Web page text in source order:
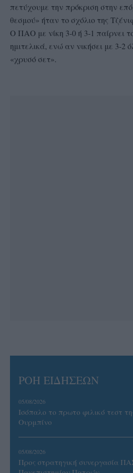
πετύχουμε την πρόκριση στην
θεσμού» ήταν το σχόλιο της
Ο ΠΑΟ με νίκη 3-0 ή 3-1 παίρνει
ημιτελικά, ενώ αν νικήσει με 3-2
«χρυσό σετ».
ΡΟΗ ΕΙΔΗΣΕΩΝ
05/08/2026
Ισόπαλο το πρωτο φιλικό τεστ
Ουρμπίνο
05/08/2026
Προς στρατηγική συνεργασία